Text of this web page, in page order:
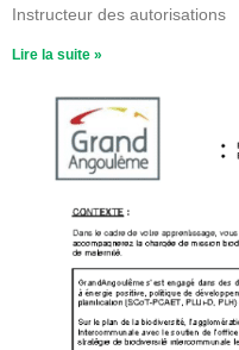
Instructeur des autorisations
Lire la suite »